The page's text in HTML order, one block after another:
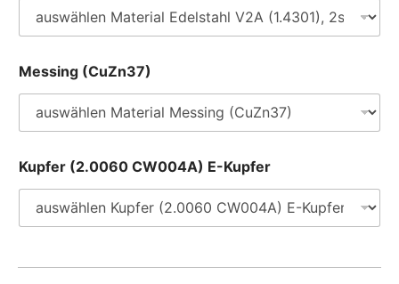
Messing (CuZn37)
Kupfer (2.0060 CW004A) E-Kupfer